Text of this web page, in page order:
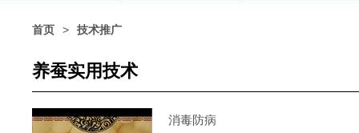
首页 > 技术推广
养蚕实用技术
消毒防病